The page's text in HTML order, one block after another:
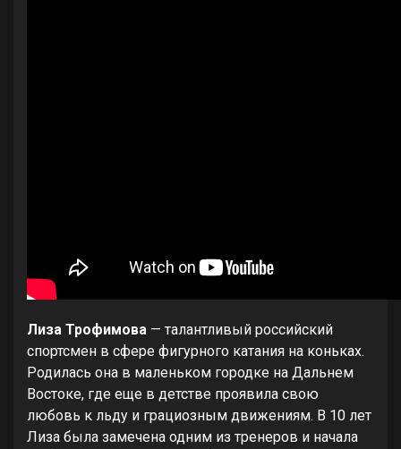
Лиза Трофимова — талантливый российский
спортсмен в сфере фигурного катания на коньках.
Родилась она в маленьком городке на Дальнем
Востоке, где еще в детстве проявила свою
любовь к льду и грациозным движениям. В 10 лет
Лиза была замечена одним из тренеров и начала